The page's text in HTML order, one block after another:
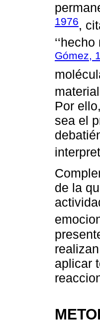
1976,
Gómez,
Por
sea el
de la
aplicar